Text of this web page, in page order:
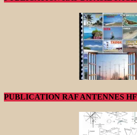
PUBLICATION RAF ANTENNES HF